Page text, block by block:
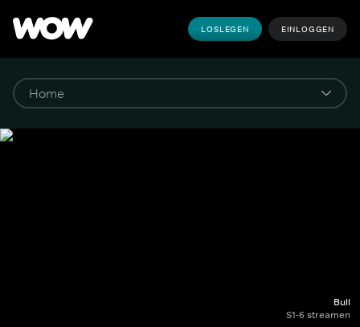
LOSLEGEN EINLOGGEN
Bull
S1-6 streamen